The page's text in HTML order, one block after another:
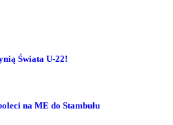
Świata U-22!
na ME do Stambułu